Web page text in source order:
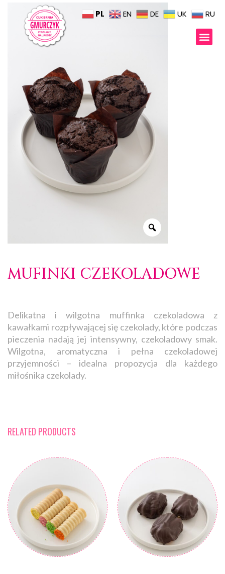
MUFINKI CZEKOLADOWE
Delikatna i wilgotna muffinka czekoladowa z
kawałkami rozpływającej się czekolady, które podczas
pieczenia nadają jej intensywny, czekoladowy smak.
Wilgotna, aromatyczna i pełna czekoladowej
przyjemności – idealna propozycja dla każdego
miłośnika czekolady.
RELATED PRODUCTS
PL EN DE UK RU